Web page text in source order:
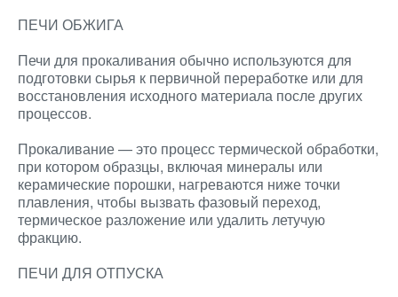
ПЕЧИ ОБЖИГА
Печи для прокаливания обычно используются для
подготовки сырья к первичной переработке или для
восстановления исходного материала после других
процессов.
Прокаливание — это процесс термической обработки,
при котором образцы, включая минералы или
керамические порошки, нагреваются ниже точки
плавления, чтобы вызвать фазовый переход,
термическое разложение или удалить летучую
фракцию.
ПЕЧИ ДЛЯ ОТПУСКА